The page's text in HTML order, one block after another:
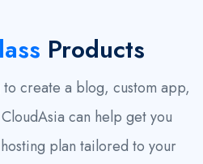
Products
create a blog, custom app,
can help get you
plan tailored to your